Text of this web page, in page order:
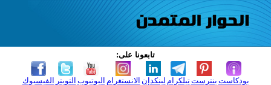
تابعونا على:
الفيسبوك التويتر اليوتيوب الانستغرام لينكدإن تيلكرامبنترست بودكاست